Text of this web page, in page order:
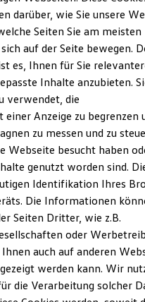
Modelle
und Updates
ID.
darüber, wie Sie unsere
Seiten Sie am meisten
auf der Seite bewegen.
es, Ihnen für Sie
Inhalte anzubieten.
verwendet, die
einer Anzeige zu begrenzen
zu messen und zu
Webseite besucht haben
genutzt worden sind.
Identifikation Ihres
Die Informationen
Seiten Dritter, wie z.B.
oder
auch auf anderen
werden kann. Wir
die Verarbeitung solcher